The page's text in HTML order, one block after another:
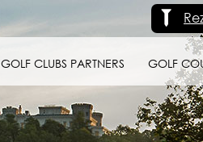
GOLF CLUBS PARTNERS GOLF